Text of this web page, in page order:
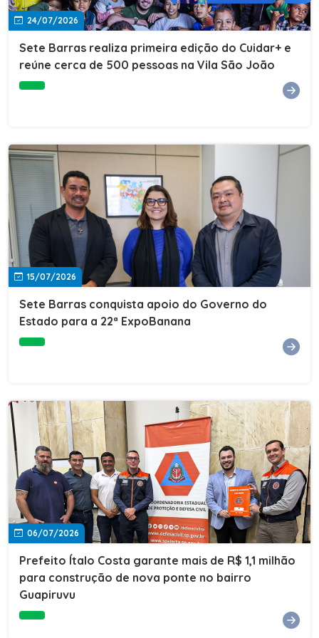
24/07/2026
Sete Barras realiza primeira edição do Cuidar+ e
reúne cerca de 500 pessoas na Vila São João
15/07/2026
Sete Barras conquista apoio do Governo do
Estado para a 22ª ExpoBanana
06/07/2026
Prefeito Ítalo Costa garante mais de R$ 1,1 milhão
para construção de nova ponte no bairro
Guapiruvu